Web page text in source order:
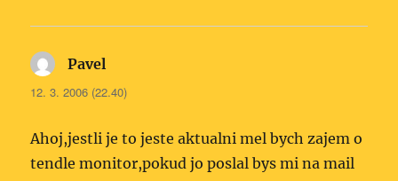
Pavel
12. 3. 2006 (22.40)
Ahoj,jestli je to jeste aktualni mel bych zajem o
tendle monitor,pokud jo poslal bys mi na mail